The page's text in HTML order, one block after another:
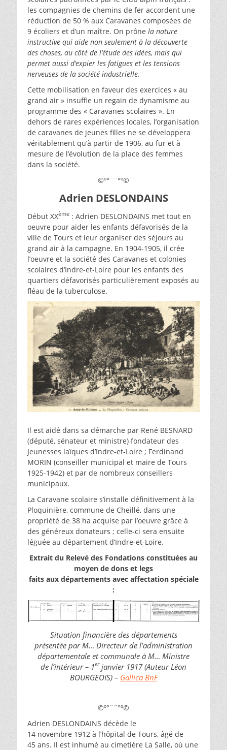
les compagnies de chemins de fer accordent une
réduction de 50 % aux Caravanes composées de
9 écoliers et d’un maître. On prône la nature
instructive qui aide non seulement à la découverte
des choses, au côté de l’étude des idées, mais qui
permet aussi d’expier les fatigues et les tensions
nerveuses de la société industrielle.
Cette mobilisation en faveur des exercices « au
grand air » insuffle un regain de dynamisme au
programme des « Caravanes scolaires ». En
dehors de rares expériences locales, l’organisation
de caravanes de jeunes filles ne se développera
véritablement qu’à partir de 1906, au fur et à
mesure de l’évolution de la place des femmes
dans la société.
©º°¨¨°º©
Adrien DESLONDAINS
Début XXème : Adrien DESLONDAINS met tout en
oeuvre pour aider les enfants défavorisés de la
ville de Tours et leur organiser des séjours au
grand air à la campagne. En 1904-1905, il crée
l’oeuvre et la société des Caravanes et colonies
scolaires d’Indre-et-Loire pour les enfants des
quartiers défavorisés particulièrement exposés au
fléau de la tuberculose.
Il est aidé dans sa démarche par René BESNARD
(député, sénateur et ministre) fondateur des
Jeunesses laïques d’Indre-et-Loire ; Ferdinand
MORIN (conseiller municipal et maire de Tours
1925-1942) et par de nombreux conseillers
municipaux.
La Caravane scolaire s’installe définitivement à la
Ploquinière, commune de Cheillé, dans une
propriété de 38 ha acquise par l’oeuvre grâce à
des généreux donateurs ; celle-ci sera ensuite
léguée au département d’Indre-et-Loire.
Extrait du Relevé des Fondations constituées au
moyen de dons et legs
faits aux départements avec affectation spéciale
:
Situation financière des départements
présentée par M… Directeur de l’administration
départementale et communale à M… Ministre
de l’intérieur – 1erjanvier 1917 (Auteur Léon
BOURGEOIS) – Gallica BnF
©º°¨¨°º©
Adrien DESLONDAINS décède le
14 novembre 1912 à l’hôpital de Tours, âgé de
45 ans. Il est inhumé au cimetière La Salle, où une